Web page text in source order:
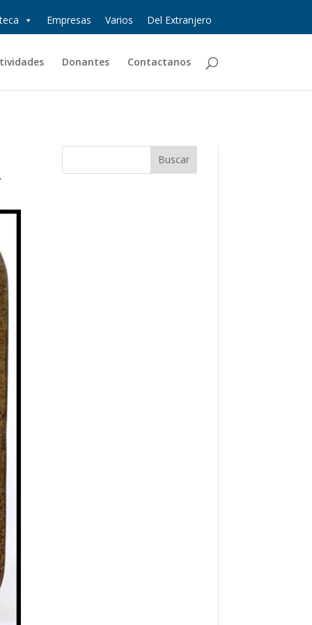
Empresas Varios Del Extranjero
Donantes Contactanos